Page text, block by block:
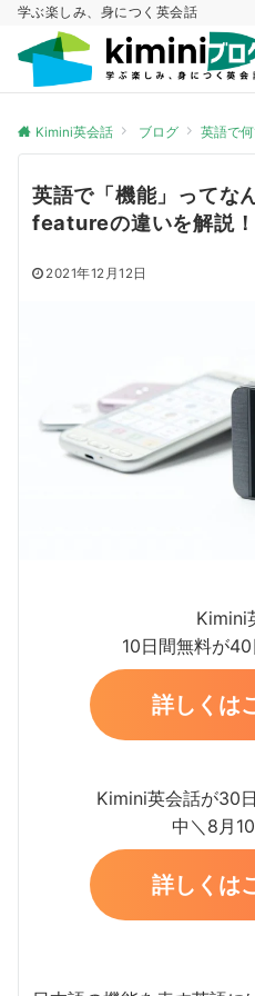
学ぶ楽しみ、身につく英会話
Kimini英会話 ブログ 英語で
英語で「機能」ってな
featureの違いを解説！
2021年12月12日
Kimini
10日間無料が
詳しくは
Kimini英会話が30
中＼8月
詳しくは